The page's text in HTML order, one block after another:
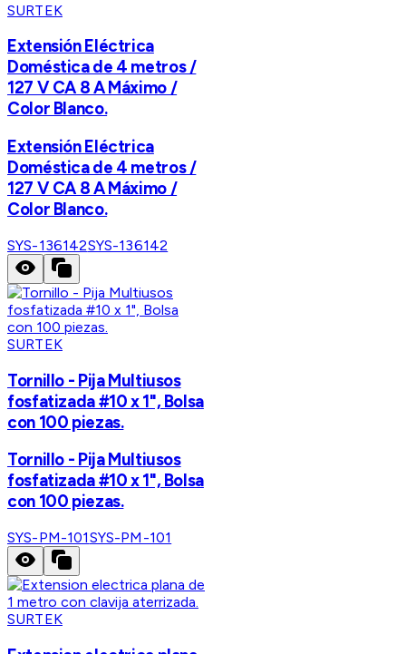
SURTEK
Extensión Eléctrica
Doméstica de 4 metros /
127 V CA 8 A Máximo /
Color Blanco.
Extensión Eléctrica
Doméstica de 4 metros /
127 V CA 8 A Máximo /
Color Blanco.
SYS-136142SYS-136142
SURTEK
Tornillo - Pija Multiusos
fosfatizada #10 x 1", Bolsa
con 100 piezas.
Tornillo - Pija Multiusos
fosfatizada #10 x 1", Bolsa
con 100 piezas.
SYS-PM-101SYS-PM-101
SURTEK